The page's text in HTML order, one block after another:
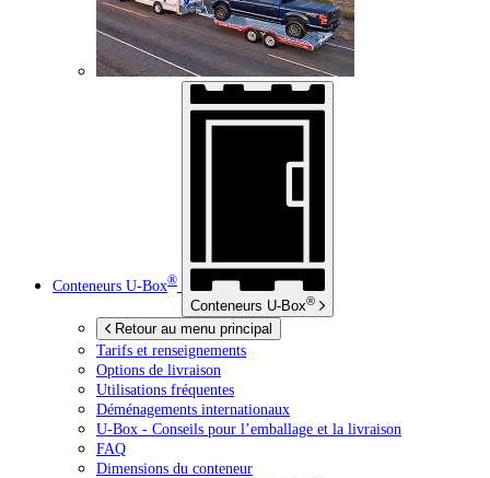
Conteneurs U-Box®
Conteneurs U-Box®
Retour au menu principal
Tarifs et renseignements
Options de livraison
Utilisations fréquentes
Déménagements internationaux
U-Box - Conseils pour l’emballage et la livraison
FAQ
Dimensions du conteneur